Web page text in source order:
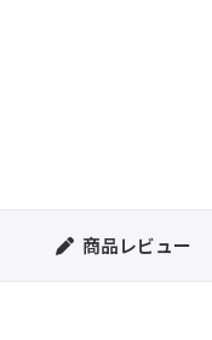
商品レビュー